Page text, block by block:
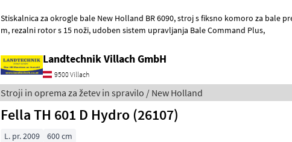
Stiskalnica za okrogle bale New Holland BR 6090, stroj s fiksno komoro za bale premera 1, 25
m, rezalni rotor s 15 noži, udoben sistem upravljanja Bale Command Plus,
Landtechnik Villach GmbH
9500 Villach
Stroji in oprema za žetev in spravilo / New Holland
Fella TH 601 D Hydro (26107)
L. pr. 2009 600 cm